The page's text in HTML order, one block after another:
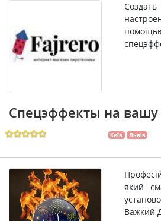
Спецэффекты на вашу
Київ Львів
який
Важкий